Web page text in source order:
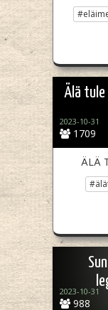
Älä
1709
2023-10-31
ÄLÄ
988
2023-10-31